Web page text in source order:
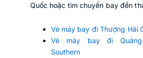
Quốc hoặc tìm chuyến bay đến
Vé máy bay đi Thượng Hải
Vé máy bay đi Quảng
Southern